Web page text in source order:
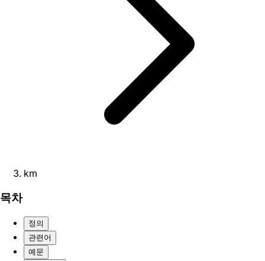
km
목차
정의
관련어
예문